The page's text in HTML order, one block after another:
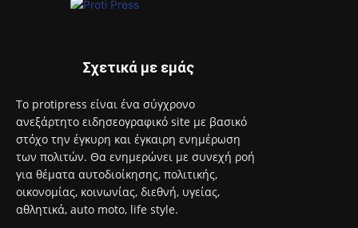
Σχετικά με εμάς
Το protipress είναι ένα σύγχρονο
ανεξάρτητο ειδησεογραφικό site με βασικό
στόχο την έγκυρη και έγκαιρη ενημέρωση
των πολιτών. Θα ενημερώνει με συνεχή ροή
για θέματα αυτοδιοίκησης, πολιτικής,
οικονομίας, κοινωνίας, διεθνή, υγείας,
αθλητικά, auto moto, life style.